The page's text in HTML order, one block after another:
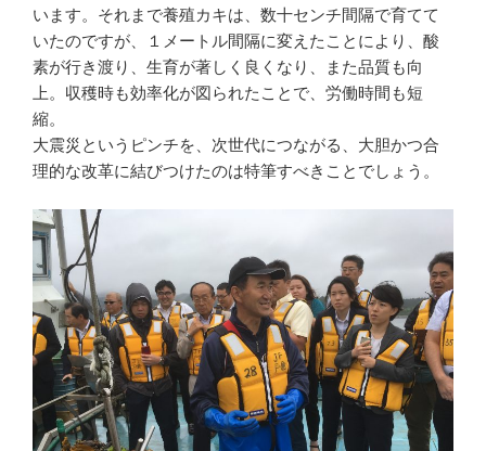
います。それまで養殖カキは、数十センチ間隔で育てて
いたのですが、１メートル間隔に変えたことにより、酸
素が行き渡り、生育が著しく良くなり、また品質も向
上。収穫時も効率化が図られたことで、労働時間も短
縮。
大震災というピンチを、次世代につながる、大胆かつ合
理的な改革に結びつけたのは特筆すべきことでしょう。